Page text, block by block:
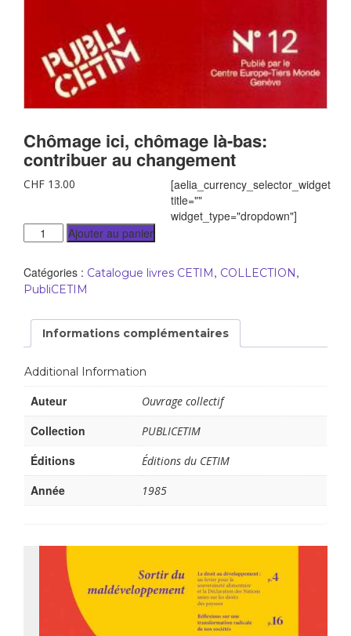
Chômage ici, chômage là-bas:
contribuer au changement
[aelia_currency_selector_widget
title=""
widget_type="dropdown"]
CHF 13.00
Ajouter au panier
Catégories : Catalogue livres CETIM, COLLECTION,
PubliCETIM
Informations complémentaires
Additional Information
Auteur Ouvrage collectif
Collection PUBLICETIM
Éditions Éditions du CETIM
Année 1985